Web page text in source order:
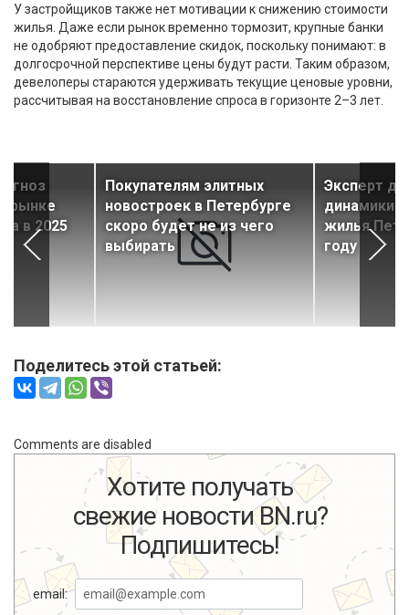
У застройщиков также нет мотивации к снижению стоимости
жилья. Даже если рынок временно тормозит, крупные банки
не одобряют предоставление скидок, поскольку понимают: в
долгосрочной перспективе цены будут расти. Таким образом,
девелоперы стараются удерживать текущие ценовые уровни,
рассчитывая на восстановление спроса в горизонте 2–3 лет.
рынке
в 2025
Покупателям элитных
новостроек в Петербурге
скоро будет не из чего
выбирать
Эксперт
динамики
жилья
году
Поделитесь этой статьей:
Comments are disabled
Хотите получать
свежие новости BN.ru?
Подпишитесь!
email: